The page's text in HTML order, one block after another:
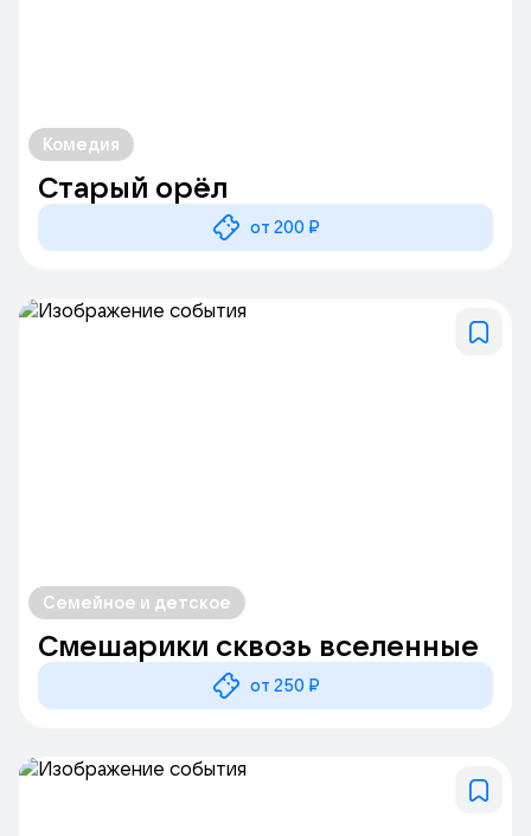
Комедия
Старый орёл
от 200 ₽
Семейное и детское
Смешарики сквозь вселенные
от 250 ₽